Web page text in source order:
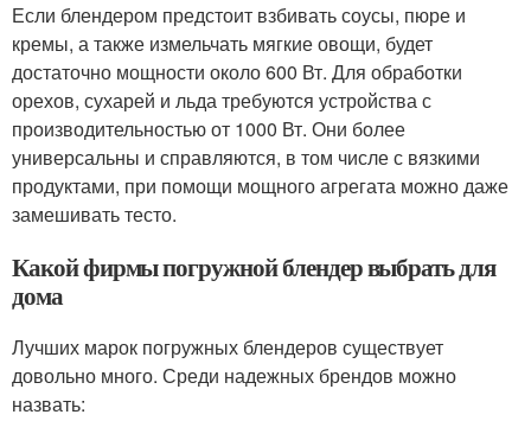
Если блендером предстоит взбивать соусы, пюре и
кремы, а также измельчать мягкие овощи, будет
достаточно мощности около 600 Вт. Для обработки
орехов, сухарей и льда требуются устройства с
производительностью от 1000 Вт. Они более
универсальны и справляются, в том числе с вязкими
продуктами, при помощи мощного агрегата можно даже
замешивать тесто.
Какой фирмы погружной блендер выбрать для
дома
Лучших марок погружных блендеров существует
довольно много. Среди надежных брендов можно
назвать: